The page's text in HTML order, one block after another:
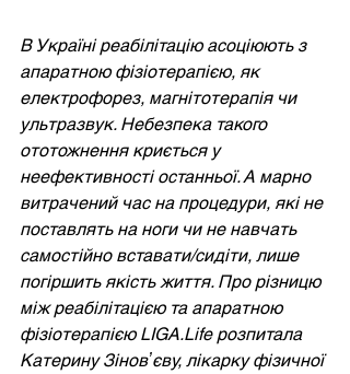
В Україні реабілітацію асоціюють з
апаратною фізіотерапією, як
електрофорез, магнітотерапія чи
ультразвук. Небезпека такого
ототожнення криється у
неефективності останньої. А марно
витрачений час на процедури, які не
поставлять на ноги чи не навчать
самостійно вставати/сидіти, лише
погіршить якість життя. Про різницю
між реабілітацією та апаратною
фізіотерапією LIGA.Life розпитала
Катерину Зіновʼєву, лікарку фізичної